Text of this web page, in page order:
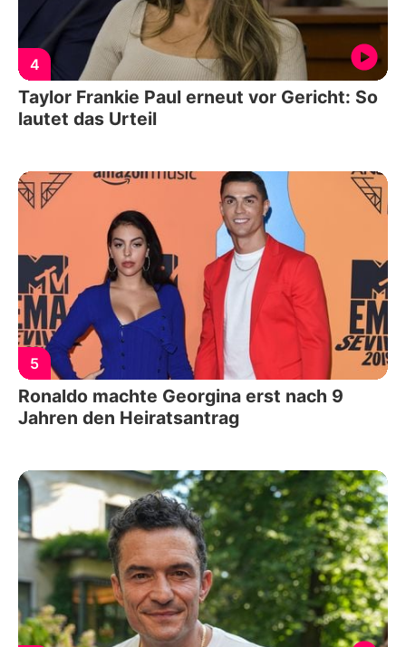
4
Taylor Frankie Paul erneut vor Gericht: So
lautet das Urteil
5
Ronaldo machte Georgina erst nach 9
Jahren den Heiratsantrag